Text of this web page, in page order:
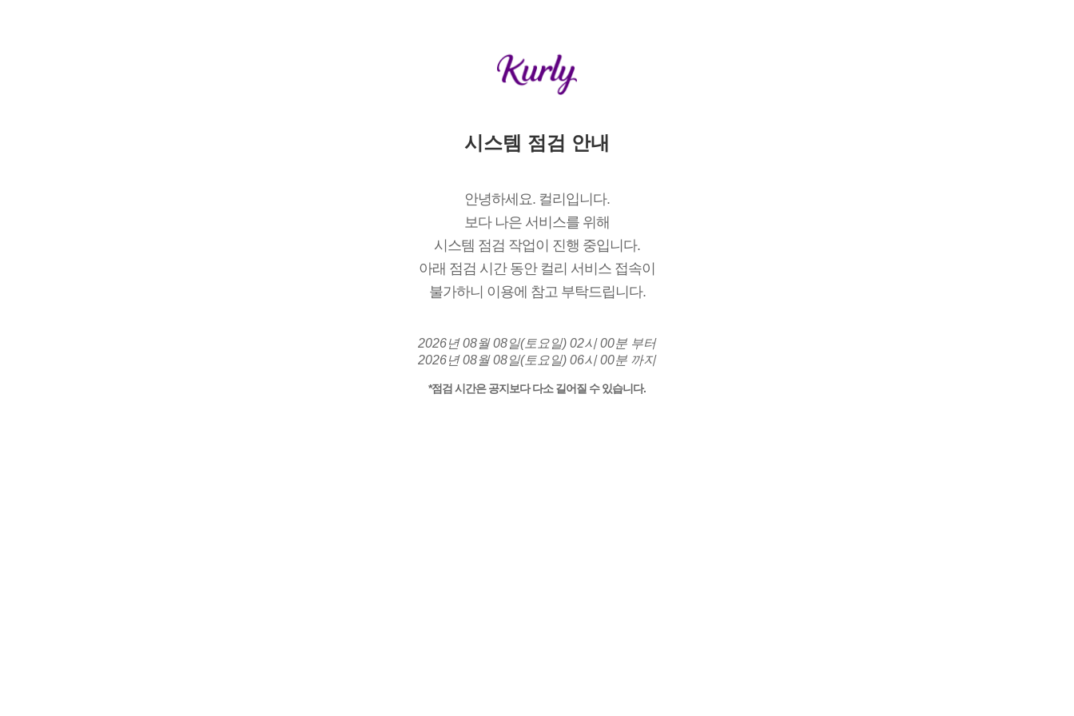
시스템 점검 안내
안녕하세요. 컬리입니다.
보다 나은 서비스를 위해
시스템 점검 작업이 진행 중입니다.
아래 점검 시간 동안 컬리 서비스 접속이
불가하니 이용에 참고 부탁드립니다.
2026년 08월 08일(토요일) 02시 00분 부터
2026년 08월 08일(토요일) 06시 00분 까지
*점검 시간은 공지보다 다소 길어질 수 있습니다.